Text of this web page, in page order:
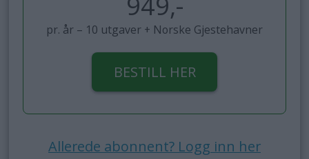
pr. år – 10 utgaver + Norske Gjestehavner
BESTILL HER
Allerede abonnent? Logg inn her